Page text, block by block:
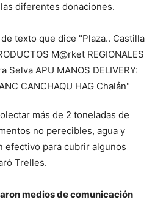
diferentes donaciones.
más de 2 toneladas de
no perecibles, agua y
efectivo para cubrir algunos
Trelles.
medios de comunicación